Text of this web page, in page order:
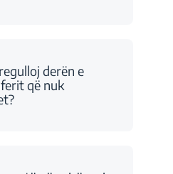
derën e
që nuk